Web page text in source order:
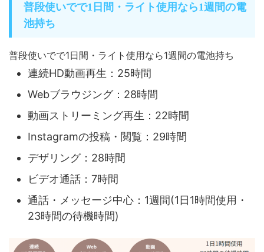
普段使いでで1日間・ライト使用なら1週間の電
池持ち
普段使いでで1日間・ライト使用なら1週間の電池持ち
連続HD動画再生：25時間
Webブラウジング：28時間
動画ストリーミング再生：22時間
Instagramの投稿・閲覧：29時間
デザリング：28時間
ビデオ通話：7時間
通話・メッセージ中心：1週間(1日1時間使用・
23時間の待機時間)